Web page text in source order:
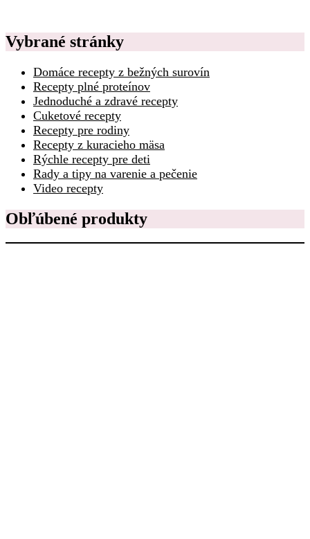
Vybrané stránky
Domáce recepty z bežných surovín
Recepty plné proteínov
Jednoduché a zdravé recepty
Cuketové recepty
Recepty pre rodiny
Recepty z kuracieho mäsa
Rýchle recepty pre deti
Rady a tipy na varenie a pečenie
Video recepty
Obľúbené produkty